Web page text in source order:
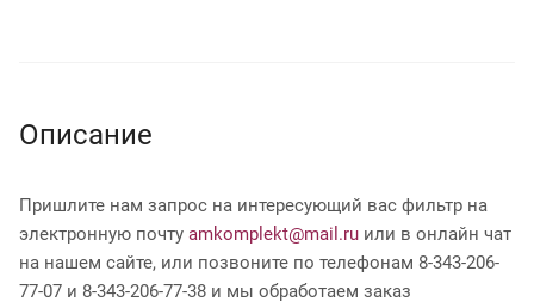
Описание
Пришлите нам запрос на интересующий вас фильтр на
электронную почту amkomplekt@mail.ru или в онлайн чат
на нашем сайте, или позвоните по телефонам 8-343-206-
77-07 и 8-343-206-77-38 и мы обработаем заказ